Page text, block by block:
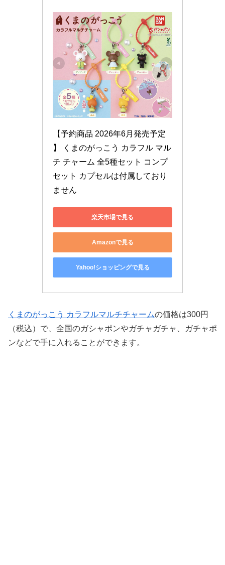
【予約商品 2026年6月発売予定
】 くまのがっこう カラフル マル
チ チャーム 全5種セット コンプ
セット カプセルは付属しており
ません
楽天市場で見る
Amazonで見る
Yahoo!ショッピングで見る
くまのがっこう カラフルマルチチャームの価格は300円
（税込）で、全国のガシャポンやガチャガチャ、ガチャポ
ンなどで手に入れることができます。